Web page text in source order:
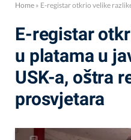
Home » E-registar otkrio velike razlike u
E-registar
u platama u
USK-a, oštra
prosvjetara